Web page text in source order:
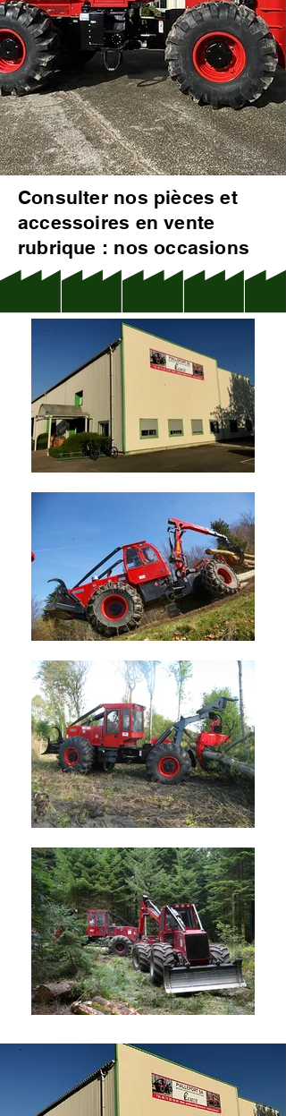
Consulter nos pièces et
accessoires en vente
rubrique : nos occasions